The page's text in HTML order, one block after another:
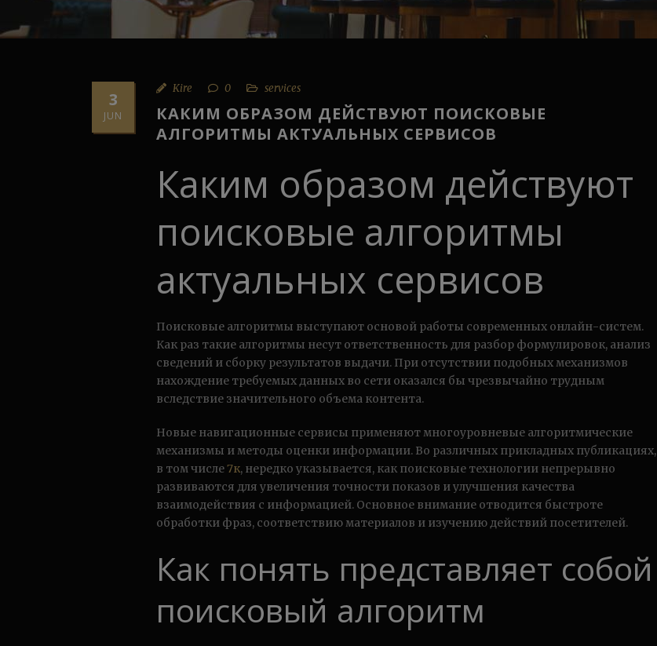
3
JUN
Kire 0 services
КАКИМ ОБРАЗОМ ДЕЙСТВУЮТ ПОИСКОВЫЕ
АЛГОРИТМЫ АКТУАЛЬНЫХ СЕРВИСОВ
Каким образом действуют
поисковые алгоритмы
актуальных сервисов
Поисковые алгоритмы выступают основой работы современных онлайн-систем.
Как раз такие алгоритмы несут ответственность для разбор формулировок, анализ
сведений и сборку результатов выдачи. При отсутствии подобных механизмов
нахождение требуемых данных во сети оказался бы чрезвычайно трудным
вследствие значительного объема контента.
Новые навигационные сервисы применяют многоуровневые алгоритмические
механизмы и методы оценки информации. Во различных прикладных публикациях,
в том числе7к, нередко указывается, как поисковые технологии непрерывно
развиваются для увеличения точности показов и улучшения качества
взаимодействия с информацией. Основное внимание отводится быстроте
обработки фраз, соответствию материалов и изучению действий посетителей.
Как понять представляет собой
поисковый алгоритм